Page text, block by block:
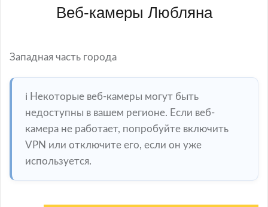
Веб-камеры Любляна
Западная часть города
ℹ️ Некоторые веб-камеры могут быть
недоступны в вашем регионе. Если веб-
камера не работает, попробуйте включить
VPN или отключите его, если он уже
используется.